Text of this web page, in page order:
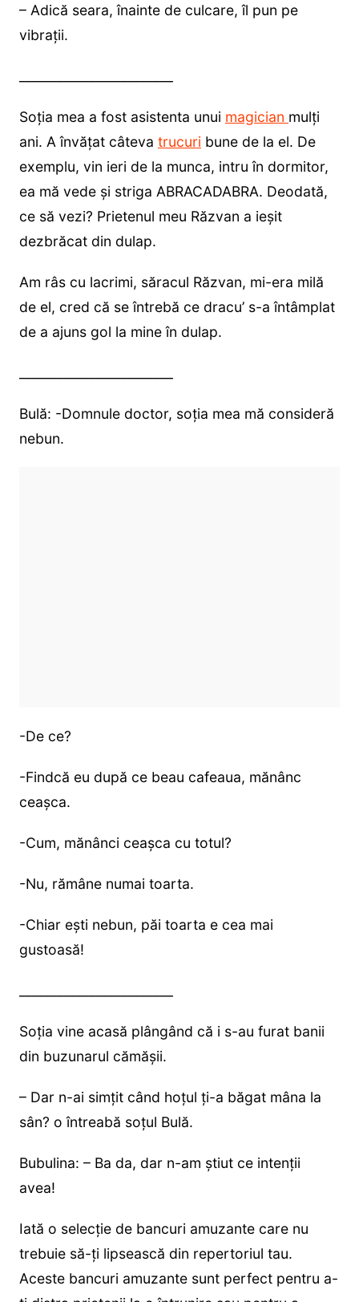
– Adică seara, înainte de culcare, îl pun pe
vibrații.
Soția mea a fost asistenta unui magician mulți
ani. A învățat câteva trucuri bune de la el. De
exemplu, vin ieri de la munca, intru în dormitor,
ea mă vede și striga ABRACADABRA. Deodată,
ce să vezi? Prietenul meu Răzvan a ieșit
dezbrăcat din dulap.
Am râs cu lacrimi, săracul Răzvan, mi-era milă
de el, cred că se întrebă ce dracu’ s-a întâmplat
de a ajuns gol la mine în dulap.
Bulă: -Domnule doctor, soția mea mă consideră
nebun.
-De ce?
-Findcă eu după ce beau cafeaua, mănânc
ceașca.
-Cum, mănânci ceașca cu totul?
-Nu, rămâne numai toarta.
-Chiar ești nebun, păi toarta e cea mai
gustoasă!
Soția vine acasă plângând că i s-au furat banii
din buzunarul cămășii.
– Dar n-ai simțit când hoțul ți-a băgat mâna la
sân? o întreabă soțul Bulă.
Bubulina: – Ba da, dar n-am știut ce intenții
avea!
Iată o selecție de bancuri amuzante care nu
trebuie să-ți lipsească din repertoriul tau.
Aceste bancuri amuzante sunt perfect pentru a-